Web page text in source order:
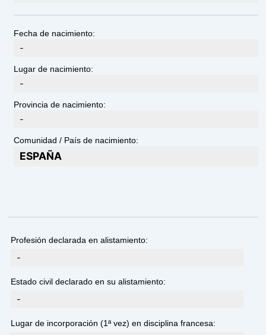
Fecha de nacimiento:
-
Lugar de nacimiento:
-
Provincia de nacimiento:
-
Comunidad / País de nacimiento:
ESPAÑA
Profesión declarada en alistamiento:
-
Estado civil declarado en su alistamiento:
-
Lugar de incorporación (1ª vez) en disciplina francesa: